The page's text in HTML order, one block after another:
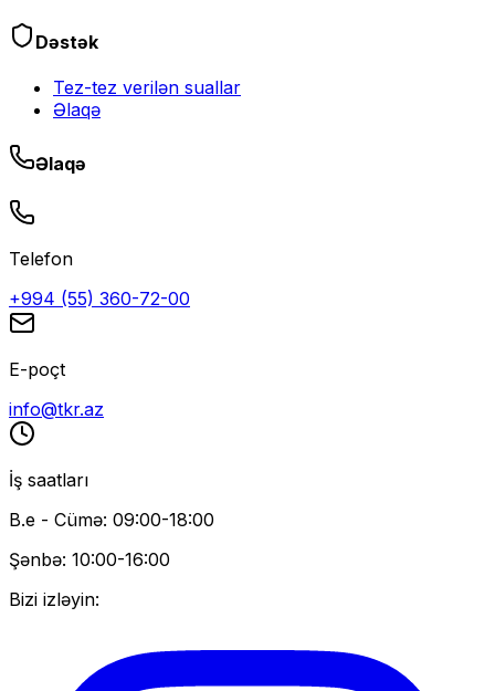
Dəstək
Tez-tez verilən suallar
Əlaqə
Əlaqə
Telefon
+994 (55) 360-72-00
E-poçt
info@tkr.az
İş saatları
B.e - Cümə: 09:00-18:00
Şənbə: 10:00-16:00
Bizi izləyin: